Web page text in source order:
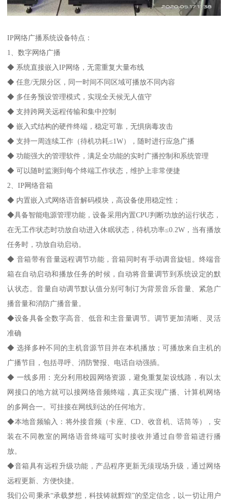
IP网络广播系统设备特点：
1、数字网络广播
◆ 系统直接嵌入IP网络，无需重复大量布线
◆ 任意/无限分区，同一时间不同区域可播放不同内容
◆ 多任务预设管理模式，实现全天候无人值守
◆ 支持跨网关远程传输和集中控制
◆ 嵌入式结构的硬件终端，稳定可靠，无惧病毒攻击
◆ 支持一周连续工作（待机功耗≤1W），随时进行应急广播
◆ 功能强大的管理软件，满足全功能的实时广播控制和系统管理
◆ 可以随时监测到每个终端工作状态，维护上非常便捷
2、IP网络音箱
◆ 内置嵌入式网络语音解码模块，高设备使用稳定性；
◆具备智能电源管理功能，设备采用内置CPU判断功放的运行状态，
在无工作状态时功放自动进入休眠状态，待机功率≤0.2W，当有播放
任务时，功放自动启动。
◆ 音箱带有音量远程调节功能，音箱同时有手动调音旋钮。终端音
箱在自动启动和播放任务的时候，自动将音量调节到系统设定的默
认状态。音量自动调节默认值分别可制订为背景音乐音量、紧急广
播音量和消防广播音量。
◆设备具备全数字高音、低音和主音量调节。调节更加清晰、灵活
准确
◆ 选择多种不同的主机音源节目并在本机播放；可播放来自主机的
广播节目，包括寻呼、消防警报、电话自动强插。
◆ 一线多用：充分利用校园网络资源，避免重复架设线路，有以太
网接口的地方就可以接网络音频终端，真正实现广播、计算机网络
的多网合一。可挂接在网线到达的任何地方。
◆本地音频输入：将外接音频（卡座、CD、收音机、话筒等），安
装在不同教室的网络语音终端可实时接收并通过自带音箱进行播
放。
◆音箱具有远程升级功能，产品程序更新无须现场升级，通过网络
远程更新、方便快捷。
我们公司秉承“承载梦想，科技铸就辉煌”的坚定信念，以一切让用户